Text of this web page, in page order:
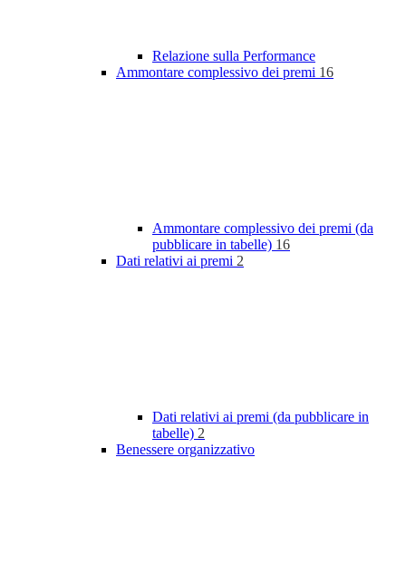
Relazione sulla Performance
Ammontare complessivo dei premi 16
Ammontare complessivo dei premi (da
pubblicare in tabelle) 16
Dati relativi ai premi 2
Dati relativi ai premi (da pubblicare in
tabelle) 2
Benessere organizzativo